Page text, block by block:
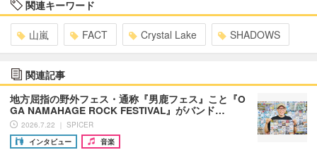
関連キーワード
山嵐 FACT Crystal Lake SHADOWS
関連記事
地方屈指の野外フェス・通称『男鹿フェス』こと『O
GA NAMAHAGE ROCK FESTIVAL』がバンド…
2026.7.22 ｜ SPICER
インタビュー
音楽